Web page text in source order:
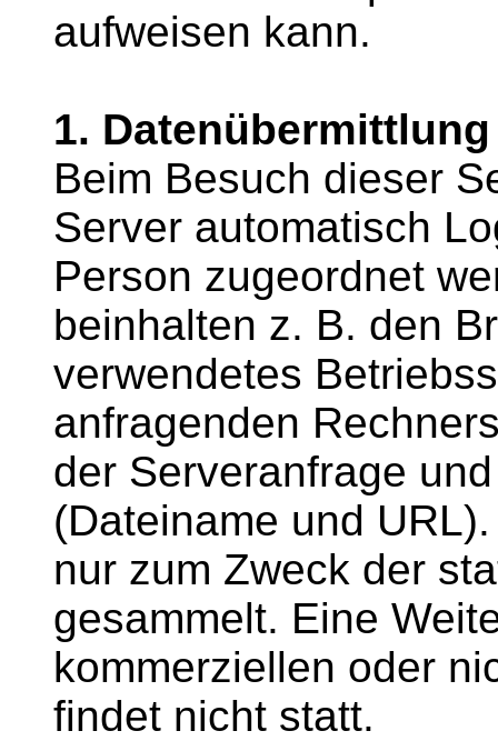
aufweisen kann.
1.
Beim Besuch dieser
Server automatisch
Person zugeordnet
beinhalten z. B. den
verwendetes
anfragenden
der Serveranfrage
(Dateiname und
nur zum Zweck der
gesammelt. Eine
kommerziellen oder
findet nicht statt.